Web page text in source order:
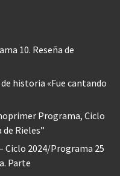
10. Reseña de
historia «Fue cantando
Programa, Ciclo
Rieles”
Ciclo 2024/Programa 25
Parte